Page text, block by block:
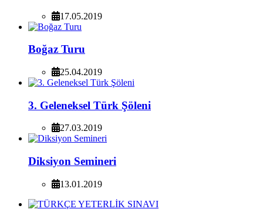
17.05.2019
Boğaz Turu
25.04.2019
3. Geleneksel Türk Şöleni
27.03.2019
Diksiyon Semineri
13.01.2019